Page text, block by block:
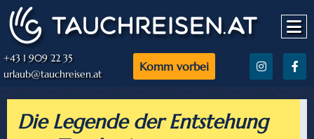
+43 1 909 22 35
urlaub@tauchreisen.at
Komm vorbei
Die Legende der Entstehung